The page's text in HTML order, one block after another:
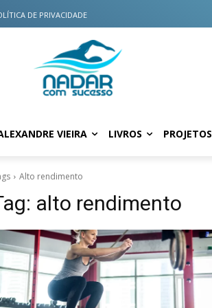
DE PRIVACIDADE
VIEIRA LIVROS PROJETOS
Alto rendimento
alto rendimento